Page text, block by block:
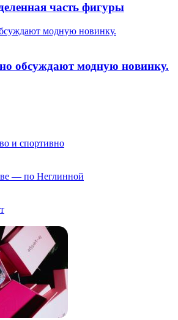
часть фигуры
модную новинку.
обсуждают модную новинку.
и спортивно
— по Неглинной